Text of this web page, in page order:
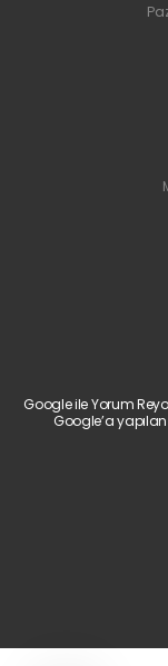
Google ile Yorum
Google’a